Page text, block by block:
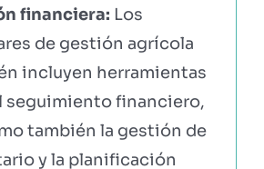
financiera: Los
de gestión agrícola
incluyen herramientas
seguimiento financiero,
también la gestión de
y la planificación